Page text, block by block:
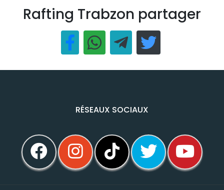
Rafting Trabzon partager
RÉSEAUX SOCIAUX